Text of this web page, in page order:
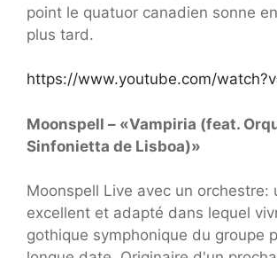
point le quatuor canadien sonne
plus tard.
https://www.youtube.com/
Moonspell – «Vampiria (feat.
Sinfonietta de Lisboa)»
Moonspell Live avec un orchestre:
excellent et adapté dans lequel
gothique symphonique du groupe